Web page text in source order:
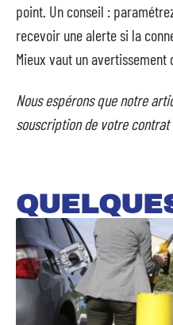
point. Un conseil :
recevoir une alerte si la
Mieux vaut un avertissement
Nous espérons que notre
souscription de votre contrat